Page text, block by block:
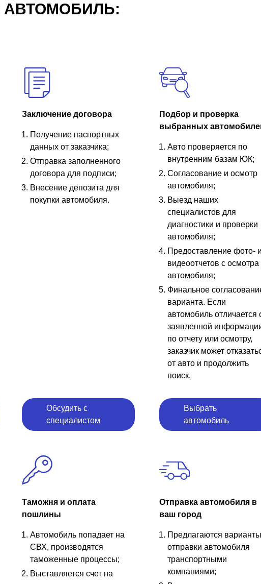
АВТОМОБИЛЬ:
Заключение договора
Получение паспортных
данных от заказчика;
Отправка заполненного
договора для подписи;
Внесение депозита для
покупки автомобиля.
Обсудить с
специалистом
Подбор и проверка
выбранных
Авто проверяется по
внутренним базам ЮК;
Согласование и осмотр
автомобиля;
Выезд наших
специалистов для
диагностики и проверки
автомобиля;
Предоставление фото- и
видеоотчетов с осмотра
автомобиля;
Финальное
варианта. Если
автомобиль отличается
заявленной
по отчету или осмотру,
заказчик может
от авто и продолжить
поиск.
Выбрать
автомобиль
Таможня и оплата
пошлины
Автомобиль попадает на
СВХ, производятся
таможенные процессы;
Выставляется счет на
Отправка автомобиля в
ваш город
Предлагаются варианты
отправки автомобиля
транспортными
компаниями;